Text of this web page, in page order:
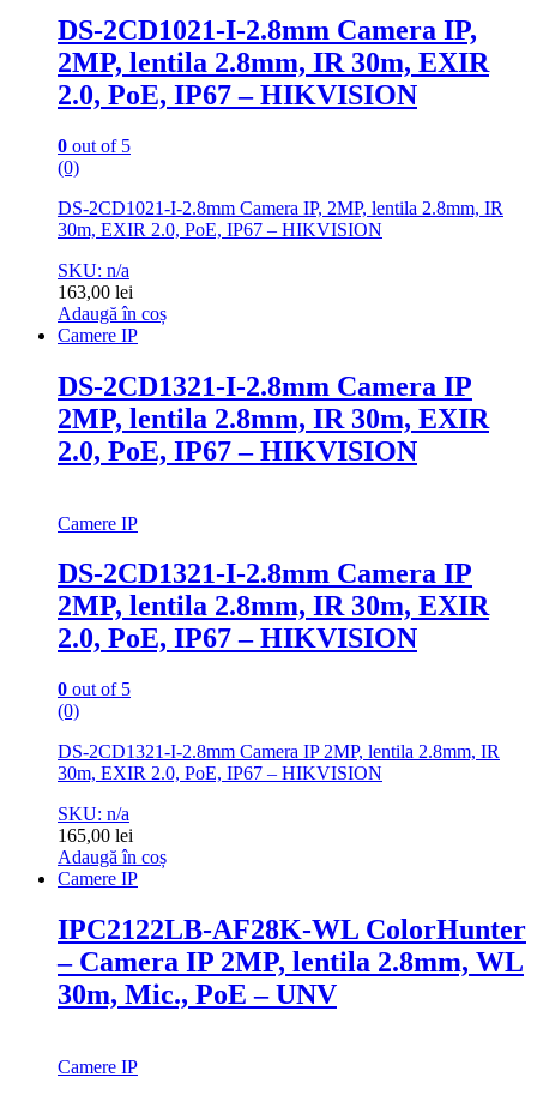
DS-2CD1021-I-2.8mm Camera IP,
2MP, lentila 2.8mm, IR 30m, EXIR
2.0, PoE, IP67 – HIKVISION
0 out of 5
(0)
DS-2CD1021-I-2.8mm Camera IP, 2MP, lentila 2.8mm, IR
30m, EXIR 2.0, PoE, IP67 – HIKVISION
SKU: n/a
163,00 lei
Adaugă în coș
Camere IP
DS-2CD1321-I-2.8mm Camera IP
2MP, lentila 2.8mm, IR 30m, EXIR
2.0, PoE, IP67 – HIKVISION
Camere IP
DS-2CD1321-I-2.8mm Camera IP
2MP, lentila 2.8mm, IR 30m, EXIR
2.0, PoE, IP67 – HIKVISION
0 out of 5
(0)
DS-2CD1321-I-2.8mm Camera IP 2MP, lentila 2.8mm, IR
30m, EXIR 2.0, PoE, IP67 – HIKVISION
SKU: n/a
165,00 lei
Adaugă în coș
Camere IP
IPC2122LB-AF28K-WL ColorHunter
– Camera IP 2MP, lentila 2.8mm, WL
30m, Mic., PoE – UNV
Camere IP